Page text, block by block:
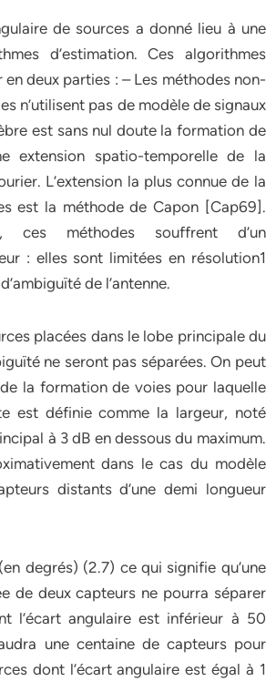
de sources a donné lieu à une
d’estimation. Ces algorithmes
deux parties : – Les méthodes non-
n’utilisent pas de modèle de signaux
est sans nul doute la formation de
extension spatio-temporelle de la
L’extension la plus connue de la
est la méthode de Capon [Cap69].
ces méthodes souffrent d’un
: elles sont limitées en résolution1
de l’antenne.
placées dans le lobe principale du
ne seront pas séparées. On peut
de la formation de voies pour laquelle
est définie comme la largeur, noté
à 3 dB en dessous du maximum.
dans le cas du modèle
distants d’une demi longueur
degrés) (2.7) ce qui signifie qu’une
de deux capteurs ne pourra séparer
l’écart angulaire est inférieur à 50
une centaine de capteurs pour
dont l’écart angulaire est égal à 1